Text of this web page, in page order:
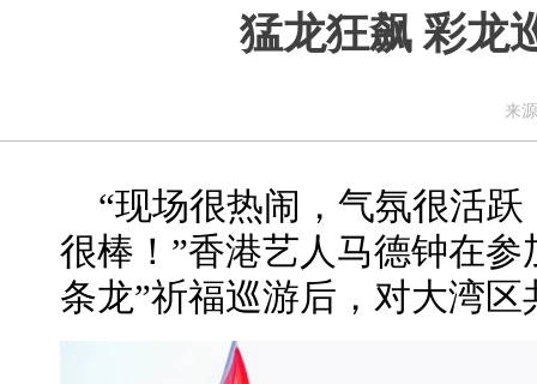
猛龙狂飙 彩龙
来
“现场很热闹，气氛很活
很棒！”香港艺人马德钟在
条龙”祈福巡游后，对大湾